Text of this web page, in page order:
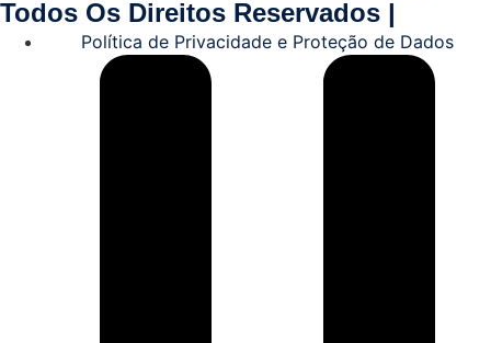
Todos Os Direitos Reservados |
Política de Privacidade e Proteção de Dados